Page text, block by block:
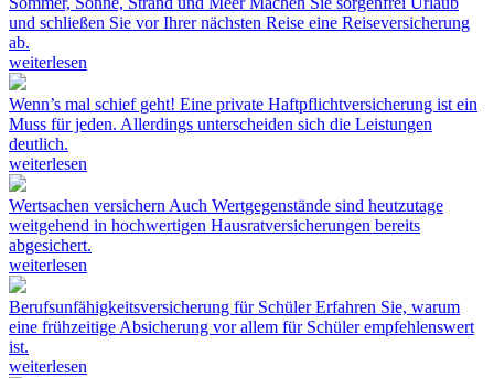
und schließen Sie vor Ihrer nächsten Reise eine Reiseversicherung
ab.
weiterlesen
Wenn’s mal schief geht! Eine private Haftpflichtversicherung ist ein
Muss für jeden. Allerdings unterscheiden sich die Leistungen
deutlich.
weiterlesen
Wertsachen versichern Auch Wertgegenstände sind heutzutage
weitgehend in hochwertigen Hausratversicherungen bereits
abgesichert.
weiterlesen
Berufsunfähigkeitsversicherung für SchülerErfahren Sie, warum
eine frühzeitige Absicherung vor allem für Schüler empfehlenswert
ist.
weiterlesen